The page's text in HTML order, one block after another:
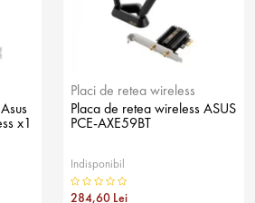
x1
Placi de retea wireless
Placa de retea wireless ASUS
PCE-AXE59BT
Indisponibil
284,60 Lei